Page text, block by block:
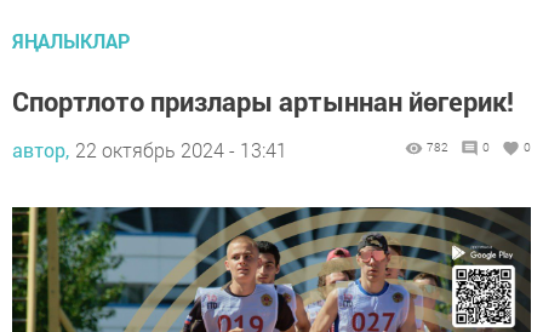
ЯҢАЛЫКЛАР
Спортлото призлары артыннан йөгерик!
автор, 22 октябрь 2024 - 13:41 782 0 0